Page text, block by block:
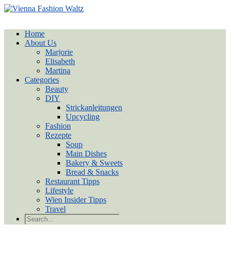
Home
About Us
Marjorie
Elisabeth
Martina
Categories
Beauty
DIY
Strickanleitungen
Upcycling
Fashion
Rezepte
Soup
Main Dishes
Bakery & Sweets
Bread & Snacks
Restaurant Tipps
Lifestyle
Wien Insider Tipps
Travel